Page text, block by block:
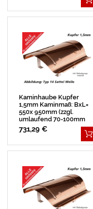
Kaminhaube Kupfer
1,5mm Kaminmaß: BxL=
550x 950mm (zzgl.
umlaufend 70-100mm
Überstand)
731,29 €